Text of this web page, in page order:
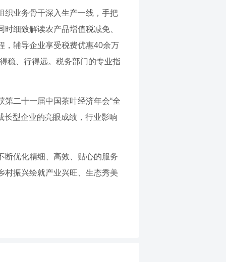
织业务骨干深入生产一线，手把
细致解读农产品增值税减免、
，辅导企业享受税费优惠40余万
稳、行得远。税务部门的专业指
二十一届中国茶叶经济年会“全
长型企业的亮眼成绩，行业影响
断优化精细、高效、贴心的服务
村振兴绘就产业兴旺、生态秀美